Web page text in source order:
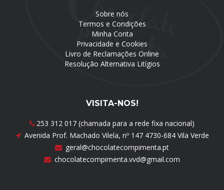
Sobre nós
Termos e Condições
Minha Conta
Privacidade e Cookies
Livro de Reclamações Online
Resolução Alternativa Litígios
VISITA-NOS!
253 312 017 (chamada para a rede fixa nacional)
Avenida Prof. Machado Vilela, nº 147 4730-684 Vila Verde
geral@chocolatecompimenta.pt
chocolatecompimenta.vvd@gmail.com